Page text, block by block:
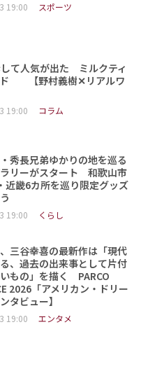
19:00 スポーツ
して人気が出た ミルクティ
ド 【野村義樹✕リアルワ
19:00 コラム
秀長兄弟ゆかりの地を巡る
リーがスタート 和歌山市
近畿6カ所を巡り限定グッズ
19:00 くらし
三谷幸喜の最新作は「現代
、過去の出来事として片付
もの」を描く PARCO
2026「アメリカン・ドリー
タビュー】
19:00 エンタメ